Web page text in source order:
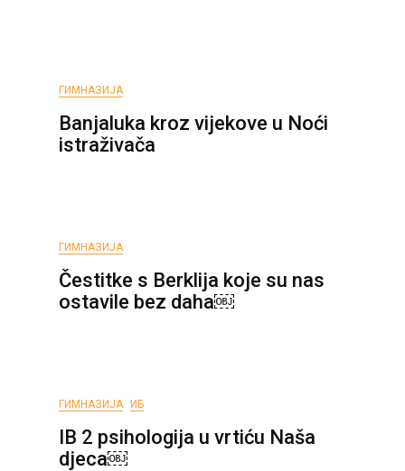
ГИМНАЗИЈА
Banjaluka kroz vijekove u Noći
istraživača
ГИМНАЗИЈА
Čestitke s Berklija koje su nas
ostavile bez daha￼
ГИМНАЗИЈА ИБ
IB 2 psihologija u vrtiću Naša
djeca￼